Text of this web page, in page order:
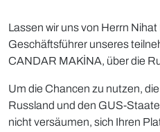
Lassen wir uns von Herrn Nihat
Geschäftsführer unseres
CANDAR MAKİNA, über die
Um die Chancen zu nutzen,
Russland und den GUS-
nicht versäumen, sich Ihren